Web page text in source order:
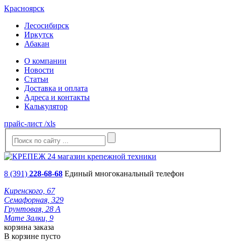
Красноярск
Лесосибирск
Иркутск
Абакан
О компании
Новости
Статьи
Доставка и оплата
Адреса и контакты
Калькулятор
прайс-лист /xls
8 (391) 228-68-68 Единый многоканальный телефон
Киренского, 67
Семафорная, 329
Грунтовая, 28 А
Мате Залки, 9
корзина заказа
В корзине пусто